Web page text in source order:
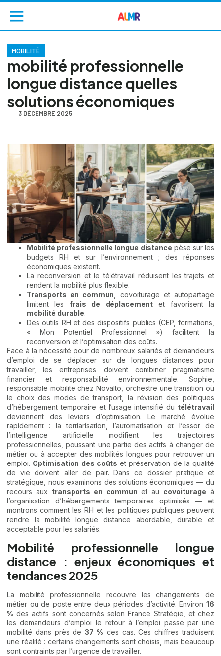
MOBILITÉ
mobilité professionnelle
longue distance quelles
solutions économiques
3 DÉCEMBRE 2025
Mobilité professionnelle longue distance pèse sur les
budgets RH et sur l’environnement ; des réponses
économiques existent.
La reconversion et le télétravail réduisent les trajets et
rendent la mobilité plus flexible.
Transports en commun , covoiturage et autopartage
limitent les frais de déplacementet favorisent la
mobilité durable.
Des outils RH et des dispositifs publics (CEP, formations,
« Mon Potentiel Professionnel ») facilitent la
reconversion et l’optimisation des coûts.
Face à la nécessité pour de nombreux salariés et demandeurs
d’emploi de se déplacer sur de longues distances pour
travailler, les entreprises doivent combiner pragmatisme
financier et responsabilité environnementale. Sophie,
responsable mobilité chez Novalto, orchestre une transition où
le choix des modes de transport, la révision des politiques
d’hébergement temporaire et l’usage intensifié du télétravail
deviennent des leviers d’optimisation. Le marché évolue
rapidement : la tertiarisation, l’automatisation et l’essor de
l’intelligence artificielle modifient les trajectoires
professionnelles, poussant une partie des actifs à changer de
métier ou à accepter des mobilités longues pour retrouver un
emploi. Optimisation des coûts et préservation de la qualité
de vie doivent aller de pair. Dans ce dossier pratique et
stratégique, nous examinons des solutions économiques — du
recours aux transports en commun et au covoiturage à
l’organisation d’hébergements temporaires optimisés — et
montrons comment les RH et les politiques publiques peuvent
rendre la mobilité longue distance abordable, durable et
acceptable pour les salariés.
Mobilité professionnelle longue
distance : enjeux économiques et
tendances 2025
La mobilité professionnelle recouvre les changements de
métier ou de poste entre deux périodes d’activité. Environ 16
% des actifs sont concernés selon France Stratégie, et chez
les demandeurs d’emploi le retour à l’emploi passe par une
mobilité dans près de37 % des cas. Ces chiffres traduisent
une réalité : certains changements sont choisis, mais beaucoup
sont contraints par l’urgence de travailler.